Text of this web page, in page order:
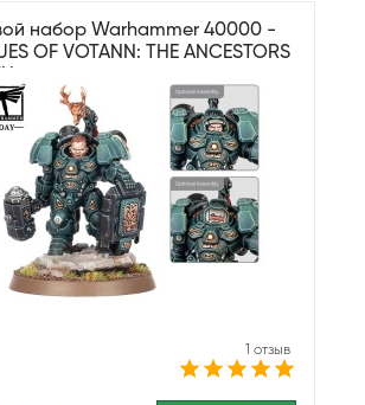
набор Warhammer 40000 -
OF VOTANN: THE ANCESTORS
1 отзыв